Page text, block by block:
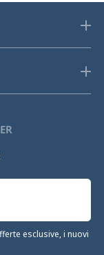
esclusive, i nuovi